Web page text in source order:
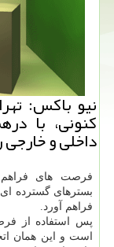
نیو باكس:
كنونی، با
داخلی و
فرصت های فراهم
بسترهای گسترده
فراهم آورد.
پس استفاده از
است و این همان